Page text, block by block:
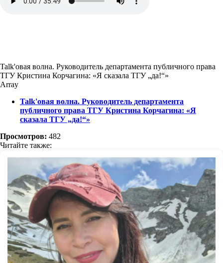
Talk'овая волна. Руководитель департамента публичного права
ТГУ Кристина Корчагина: «Я сказала ТГУ „да!“»
Array
Talk'овая волна. Руководитель департамента
публичного права ТГУ Кристина Корчагина: «Я
сказала ТГУ „да!“»
Просмотров: 482
Читайте также: